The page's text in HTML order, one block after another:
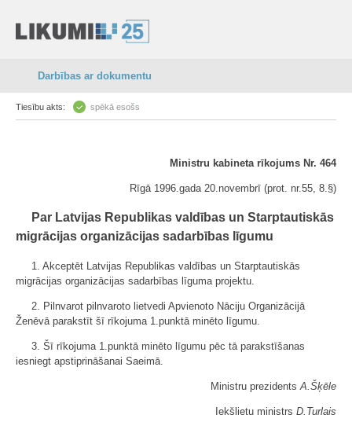
Darbības ar dokumentu
Tiesību akts: spēkā esošs
Ministru kabineta rīkojums Nr. 464
Rīgā 1996.gada 20.novembrī (prot. nr.55, 8.§)
Par Latvijas Republikas valdības un Starptautiskās
migrācijas organizācijas sadarbības līgumu
1. Akceptēt Latvijas Republikas valdības un Starptautiskās
migrācijas organizācijas sadarbības līguma projektu.
2. Pilnvarot pilnvaroto lietvedi Apvienoto Nāciju Organizācijā
Ženēvā parakstīt šī rīkojuma 1.punktā minēto līgumu.
3. Šī rīkojuma 1.punktā minēto līgumu pēc tā parakstīšanas
iesniegt apstiprināšanai Saeimā.
Ministru prezidentsA.Šķēle
Iekšlietu ministrs D.Turlais